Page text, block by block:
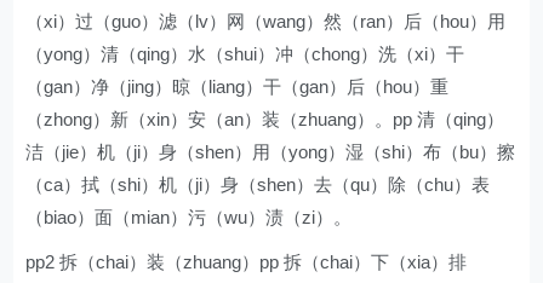
（xi）过（guo）滤（lv）网（wang）然（ran）后（hou）用
（yong）清（qing）水（shui）冲（chong）洗（xi）干
（gan）净（jing）晾（liang）干（gan）后（hou）重
（zhong）新（xin）安（an）装（zhuang）。pp 清（qing）
洁（jie）机（ji）身（shen）用（yong）湿（shi）布（bu）擦
（ca）拭（shi）机（ji）身（shen）去（qu）除（chu）表
（biao）面（mian）污（wu）渍（zi）。
pp2 拆（chai）装（zhuang）pp 拆（chai）下（xia）排